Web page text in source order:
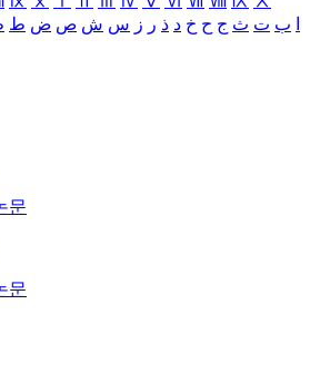
ب ت ث ج ح خ د ذ ر ز س ش ص ض ط
문
문